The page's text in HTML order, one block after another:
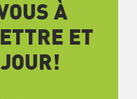
À
ET